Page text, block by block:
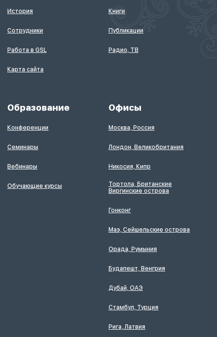
История
Сотрудники
Работа в GSL
Карта сайта
Книги
Публикации
Радио, ТВ
Образование
Конференции
Семинары
Вебинары
Обучающие курсы
Офисы
Москва, Россия
Лондон, Великобритания
Никосия, Кипр
Тортола, Британские
Виргинские острова
Гонконг
Маэ, Сейшельские острова
Орада, Румыния
Будапешт, Венгрия
Дубай, ОАЭ
Стамбул, Турция
Рига, Латвия